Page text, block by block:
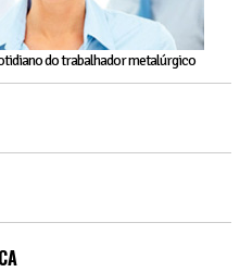
do trabalhador metalúrgico